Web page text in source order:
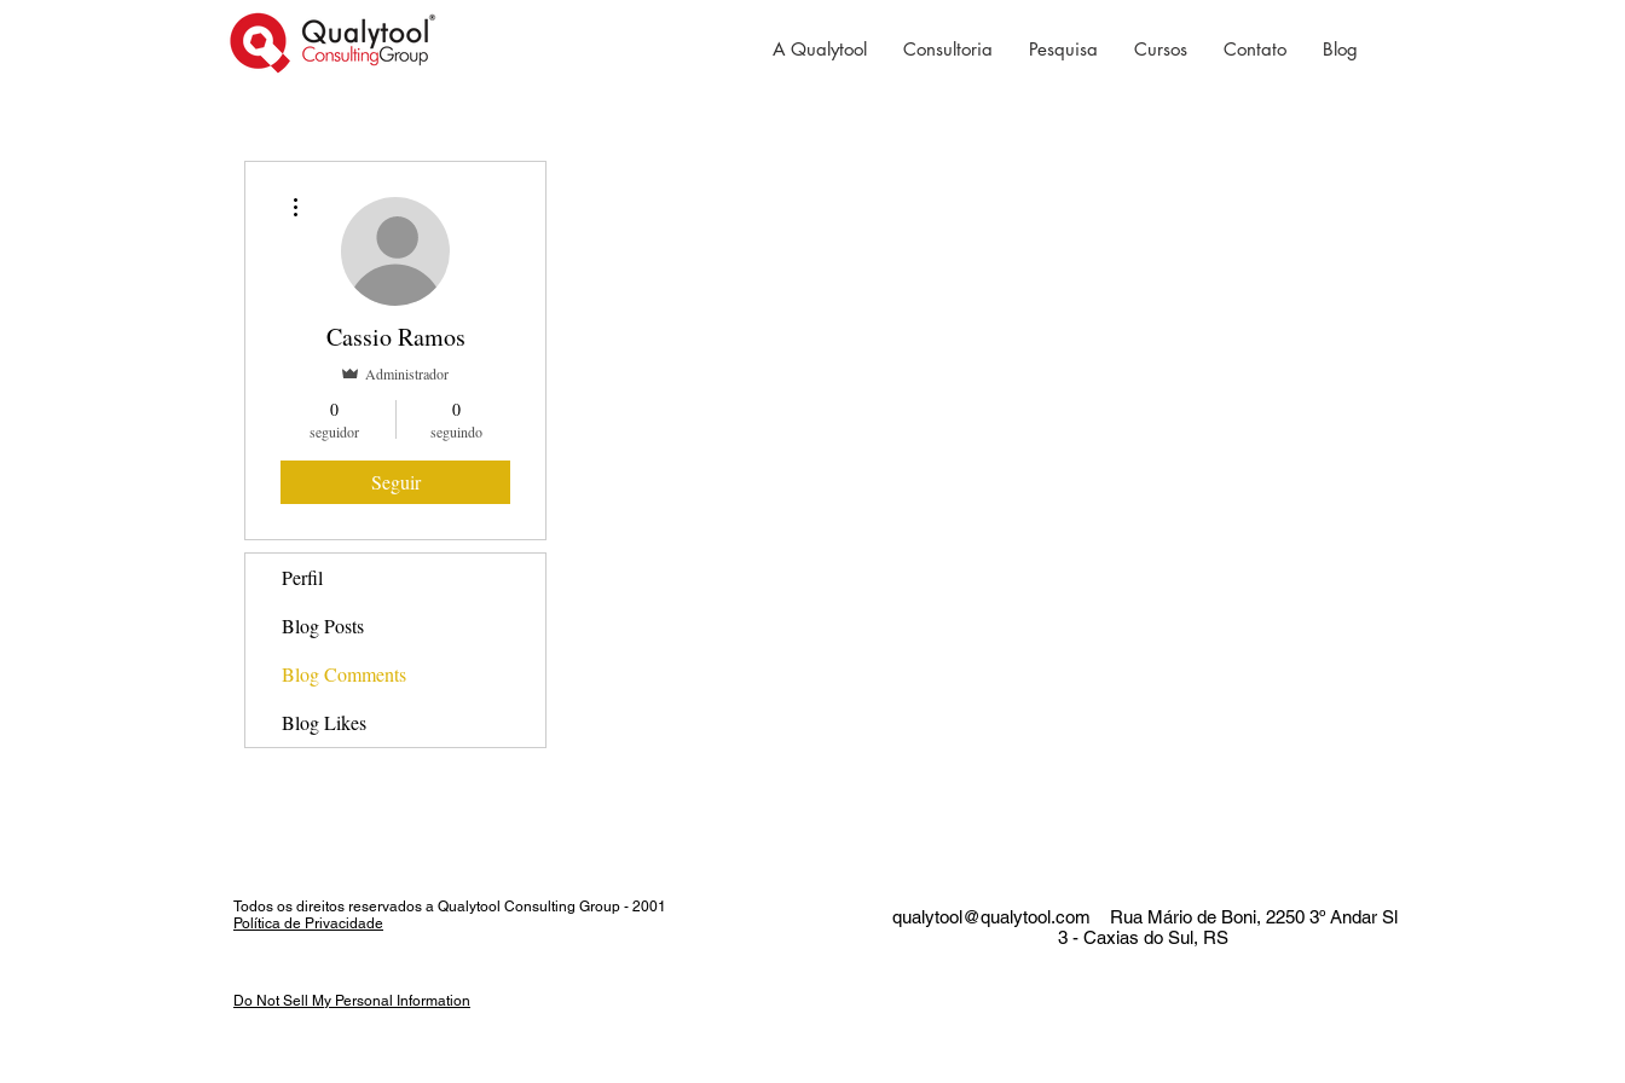
A Qualytool Consultoria Pesquisa Cursos Contato Blog
Cassio Ramos
Administrador
0
seguidor
0
seguindo
Seguir
Perfil
Blog Posts
Blog Comments
Blog Likes
Todos os direitos reservados a Qualytool Consulting Group - 2001
Política de Privacidade
qualytool@qualytool.com Rua Mário de Boni, 2250 3º Andar Sl
3 - Caxias do Sul, RS
Do Not Sell My Personal Information